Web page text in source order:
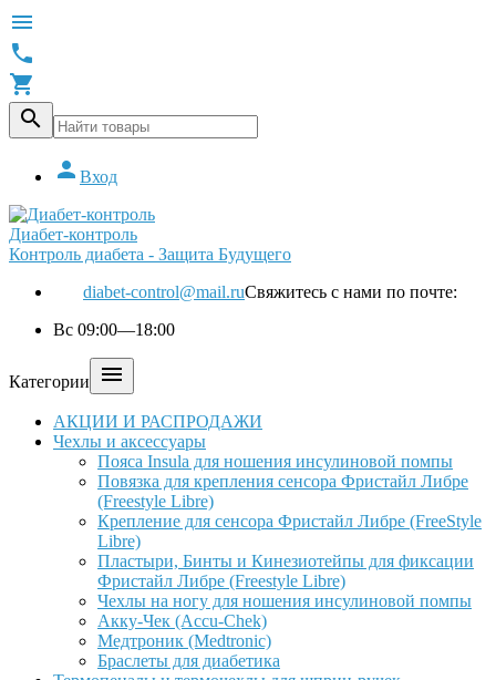




 Вход
Диабет-контроль
Контроль диабета - Защита Будущего
diabet-control@mail.ruСвяжитесь с нами по почте:
Вс 09:00—18:00
Категории 
АКЦИИ И РАСПРОДАЖИ
Чехлы и аксессуары
Пояса Insula для ношения инсулиновой помпы
Повязка для крепления сенсора Фристайл Либре
(Freestyle Libre)
Крепление для сенсора Фристайл Либре (FreeStyle
Libre)
Пластыри, Бинты и Кинезиотейпы для фиксации
Фристайл Либре (Freestyle Libre)
Чехлы на ногу для ношения инсулиновой помпы
Акку-Чек (Accu-Chek)
Медтроник (Medtronic)
Браслеты для диабетика